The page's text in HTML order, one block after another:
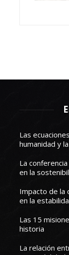
Las
humanidad y
La
en la
Impacto de la
en la
Las 15
historia
La relación